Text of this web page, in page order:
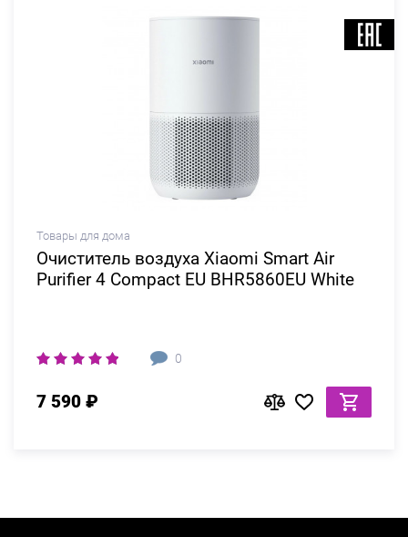
Товары для дома
Очиститель воздуха Xiaomi Smart Air
Purifier 4 Compact EU BHR5860EU White
0
7 590 ₽